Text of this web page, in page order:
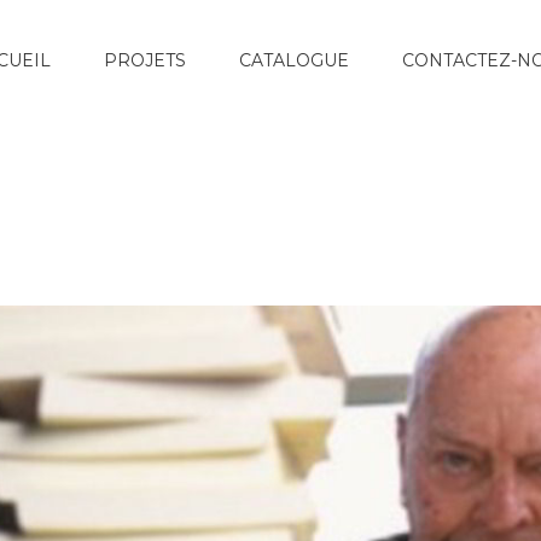
PROJETS CATALOGUE CONTACTEZ-